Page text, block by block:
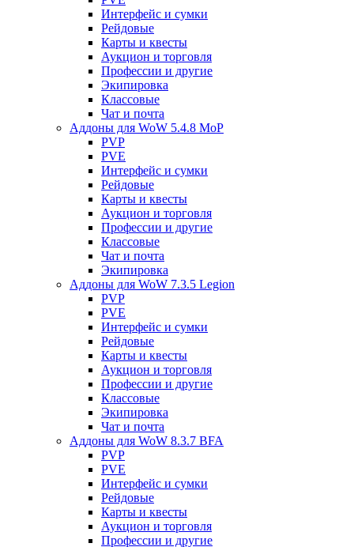
Интерфейс и сумки
Рейдовые
Карты и квесты
Аукцион и торговля
Профессии и другие
Экипировка
Классовые
Чат и почта
Аддоны для WoW 5.4.8 MoP
PVP
PVE
Интерфейс и сумки
Рейдовые
Карты и квесты
Аукцион и торговля
Профессии и другие
Классовые
Чат и почта
Экипировка
Аддоны для WoW 7.3.5 Legion
PVP
PVE
Интерфейс и сумки
Рейдовые
Карты и квесты
Аукцион и торговля
Профессии и другие
Классовые
Экипировка
Чат и почта
Аддоны для WoW 8.3.7 BFA
PVP
PVE
Интерфейс и сумки
Рейдовые
Карты и квесты
Аукцион и торговля
Профессии и другие